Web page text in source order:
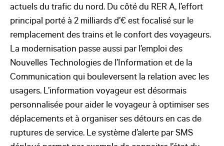
actuels du trafic du nord. Du côté du RER A, l’effort
principal porté à 2 milliards d’€ est focalisé sur le
remplacement des trains et le confort des voyageurs.
La modernisation passe aussi par l’emploi des
Nouvelles Technologies de l’Information et de la
Communication qui bouleversent la relation avec les
usagers. L’information voyageur est désormais
personnalisée pour aider le voyageur à optimiser ses
déplacements et à organiser ses détours en cas de
ruptures de service. Le système d’alerte par SMS